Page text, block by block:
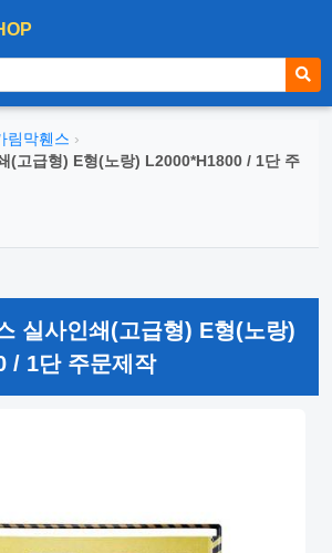
림막휀스 ›
(고급형) E형(노랑) L2000*H1800 / 1단 주
실사인쇄(고급형) E형(노랑)
/ 1단 주문제작